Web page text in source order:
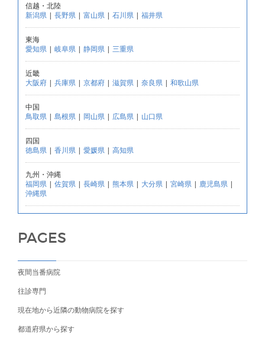
信越・北陸
新潟県 | 長野県 | 富山県 | 石川県 | 福井県
東海
愛知県 | 岐阜県 | 静岡県 | 三重県
近畿
大阪府 | 兵庫県 | 京都府 | 滋賀県 | 奈良県 | 和歌山県
中国
鳥取県 | 島根県 | 岡山県 | 広島県 | 山口県
四国
徳島県 | 香川県 | 愛媛県 | 高知県
九州・沖縄
福岡県 | 佐賀県 | 長崎県 | 熊本県 | 大分県 | 宮崎県 | 鹿児島県 |
沖縄県
PAGES
夜間当番病院
往診専門
現在地から近隣の動物病院を探す
都道府県から探す